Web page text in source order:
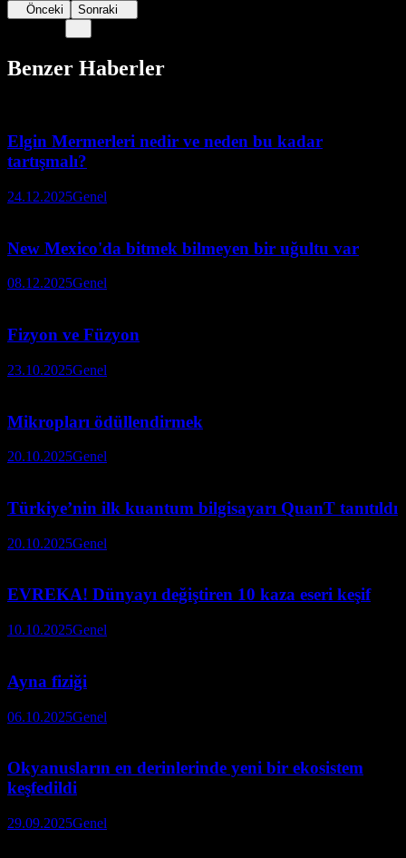
Önceki Sonraki
Benzer Haberler
Elgin Mermerleri nedir ve neden bu kadar
tartışmalı?
24.12.2025Genel
New Mexico'da bitmek bilmeyen bir uğultu var
08.12.2025Genel
Fizyon ve Füzyon
23.10.2025Genel
Mikropları ödüllendirmek
20.10.2025Genel
Türkiye’nin ilk kuantum bilgisayarı QuanT tanıtıldı
20.10.2025Genel
EVREKA! Dünyayı değiştiren 10 kaza eseri keşif
10.10.2025Genel
Ayna fiziği
06.10.2025Genel
Okyanusların en derinlerinde yeni bir ekosistem
keşfedildi
29.09.2025Genel